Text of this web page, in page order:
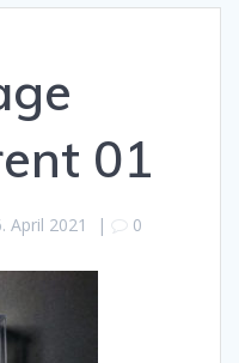
01
April 2021 | 0